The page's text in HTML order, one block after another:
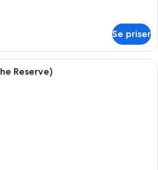
Se priser
Ett rymligt sovrum med en stor
Reserve)